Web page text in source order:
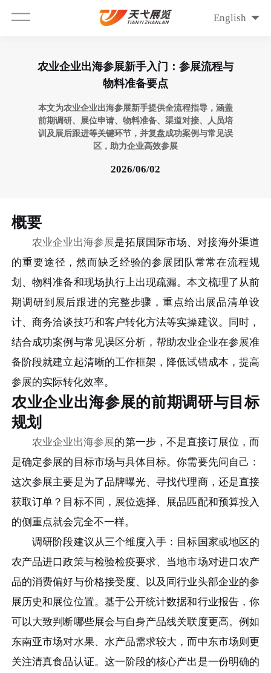
English
农业企业出海参展新手入门：参展流程与
物料准备要点
本文为农业企业出海参展新手提供全流程指导，涵盖
前期调研、展位申请、物料准备、渠道对接、人员培
训及展后跟进等关键环节，并复盘成功案例与常见误
区，助力企业高效参展
2026/06/02
概要
农业企业出海参展是拓展国际市场、对接海外渠道
的重要途径，然而缺乏经验的参展团队常常在流程规
划、物料准备和现场执行上出现疏漏。本文梳理了从前
期调研到展后跟进的完整步骤，重点给出展品清单设
计、商务洽谈技巧和客户转化方法等实操建议。同时，
结合成功案例与常见误区分析，帮助农业企业在参展准
备阶段就建立起清晰的工作框架，降低试错成本，提高
参展的实际转化效率。
农业企业出海参展的前期调研与目标
规划
农业企业出海参展的第一步，不是直接订展位，而
是确定参展的目标市场与具体目标。你需要先问自己：
这次参展主要是为了品牌曝光、寻找代理商，还是直接
获取订单？目标不同，展位选择、展品匹配和预算投入
的侧重点就会完全不一样。
调研阶段建议从三个维度入手：目标国家或地区的
农产品进口政策与检验检疫要求、当地市场对进口农产
品的消费偏好与价格接受度、以及同行业头部企业的参
展历史和展位位置。基于公开统计数据和行业报告，你
可以大致判断哪些展会与自身产品线关联度更高。例如
东南亚市场对水果、水产品需求较大，而中东市场则更
关注清真食品认证。这一阶段的核心产出是一份明确的